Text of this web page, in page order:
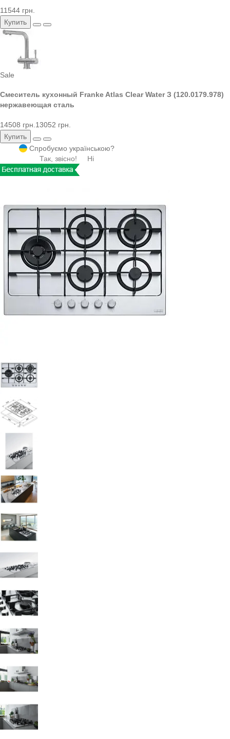
11544 грн.
Купить
Sale
Смеситель кухонный Franke Atlas Clear Water З (120.0179.978)
нержавеющая сталь
14508 грн. 13052 грн.
Купить
Спробуємо українською?
Так, звісно!
Ні